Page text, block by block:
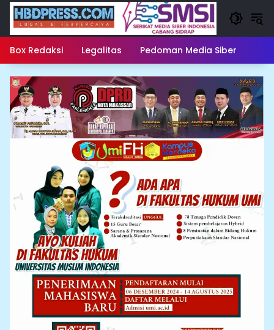
Langsung
konten
Box Redaksi Legalitas Pedoman Media Siber